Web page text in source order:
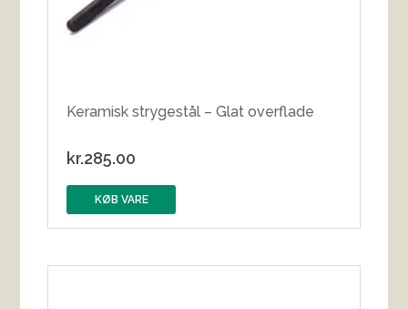
Keramisk strygestål – Glat overflade
kr.285.00
KØB VARE